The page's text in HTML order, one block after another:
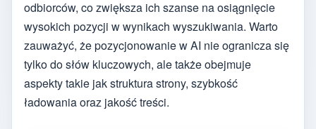
odbiorców, co zwiększa ich szanse na osiągnięcie
wysokich pozycji w wynikach wyszukiwania. Warto
zauważyć, że pozycjonowanie w AI nie ogranicza się
tylko do słów kluczowych, ale także obejmuje
aspekty takie jak struktura strony, szybkość
ładowania oraz jakość treści.